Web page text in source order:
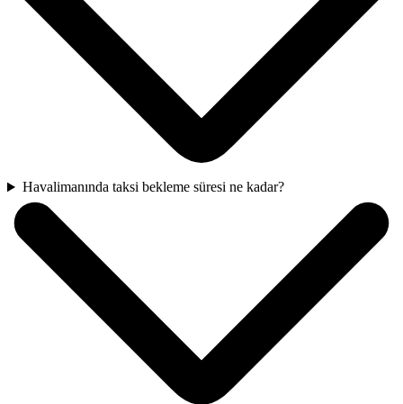
Havalimanında taksi bekleme süresi ne kadar?